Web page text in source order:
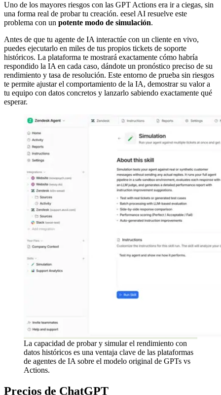
Uno de los mayores riesgos con las GPT Actions era ir a ciegas, sin
una forma real de probar tu creación. eesel AI resuelve este
problema con un potente modo de simulación.
Antes de que tu agente de IA interactúe con un cliente en vivo,
puedes ejecutarlo en miles de tus propios tickets de soporte
históricos. La plataforma te mostrará exactamente cómo habría
respondido la IA en cada caso, dándote un pronóstico preciso de su
rendimiento y tasa de resolución. Este entorno de prueba sin riesgos
te permite ajustar el comportamiento de la IA, demostrar su valor a
tu equipo con datos concretos y lanzarlo sabiendo exactamente qué
esperar.
La capacidad de probar y simular el rendimiento con
datos históricos es una ventaja clave de las plataformas
de agentes de IA sobre el modelo original de GPTs vs
Actions.
Precios de ChatGPT